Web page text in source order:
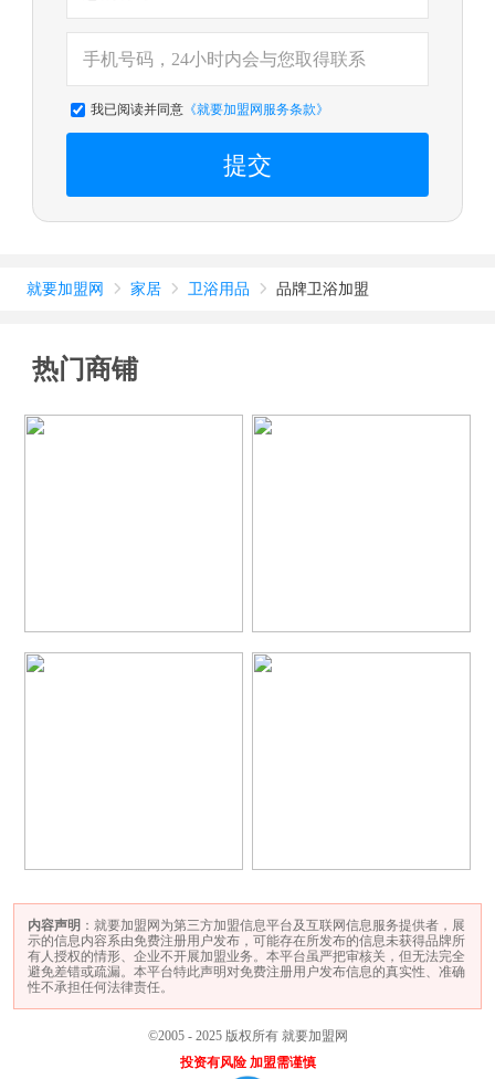
我已阅读并同意《就要加盟网服务条款》
提交
就要加盟网  家居  卫浴用品  品牌卫浴加盟
热门商铺
内容声明 ：就要加盟网为第三方加盟信息平台及互联网信息服务提供者，展
示的信息内容系由免费注册用户发布，可能存在所发布的信息未获得品牌所
有人授权的情形、企业不开展加盟业务。本平台虽严把审核关，但无法完全
避免差错或疏漏。本平台特此声明对免费注册用户发布信息的真实性、准确
性不承担任何法律责任。
©2005 - 2025 版权所有 就要加盟网
投资有风险 加盟需谨慎